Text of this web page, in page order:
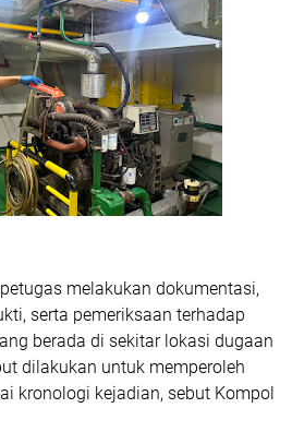
melakukan dokumentasi,
serta pemeriksaan terhadap
berada di sekitar lokasi dugaan
dilakukan untuk memperoleh
kronologi kejadian, sebut Kompol